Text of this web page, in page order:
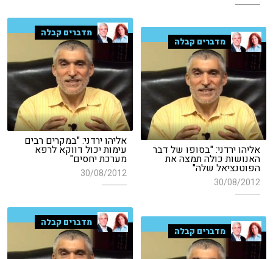
מדברים קבלה
אליהו ירדני: "במקרים רבים
עימות יכול דווקא לרפא
מערכת יחסים"
30/08/2012
מדברים קבלה
אליהו ירדני: "בסופו של דבר
האנושות כולה תמצה את
הפוטנציאל שלה"
30/08/2012
מדברים קבלה
מדברים קבלה